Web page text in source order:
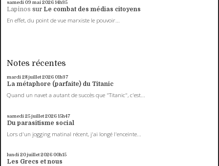
samedi 09 mai 202614h35
Lapinos sur Le combat des médias citoyens
En effet, du point de vue marxiste le pouvoir...
Notes récentes
mardi 28juillet 2026 01h37
La métaphore (parfaite) du Titanic
Quand un navet a autant de succès que "Titanic", c'est...
samedi 25juillet 202615h47
Du parasitisme social
Lors d'un jogging matinal récent, j'ai longé l'enceinte...
lundi 20juillet 2026 00h15
Les Grecs et nous